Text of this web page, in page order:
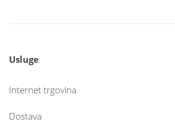
Usluge
Internet trgovina
Dostava